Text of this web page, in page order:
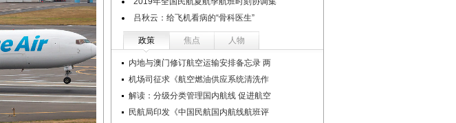
吕秋云：给飞机看病的“骨科医生”
政策 焦点 人物
内地与澳门修订航空运输安排备忘录 两
机场司征求《航空燃油供应系统清洗作
解读：分级分类管理国内航线 促进航空
民航局印发《中国民航国内航线航班评